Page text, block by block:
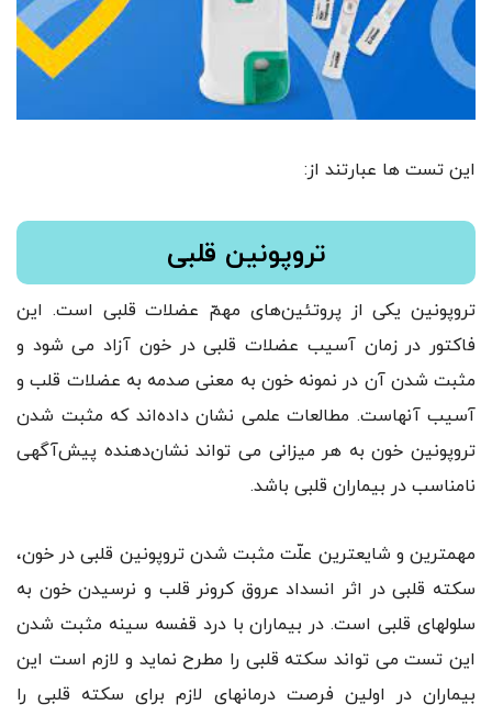
این تست ها عبارتند از:
تروپونین قلبی
تروپونین یکی از پروتئین‌های مهمّ عضلات قلبی است. این
فاکتور در زمان آسیب عضلات قلبی در خون آزاد می شود و
مثبت شدن آن در نمونه خون به معنی صدمه به عضلات قلب و
آسیب آنهاست. مطالعات علمی نشان داده‌اند که مثبت شدن
تروپونین خون به هر میزانی می تواند نشان‌دهنده پیش‌آگهی
نامناسب در بیماران قلبی باشد.
مهمترین و شایعترین علّت مثبت شدن تروپونین قلبی در خون،
سکته قلبی در اثر انسداد عروق کرونر قلب و نرسیدن خون به
سلولهای قلبی است. در بیماران با درد قفسه سینه مثبت شدن
این تست می تواند سکته قلبی را مطرح نماید و لازم است این
بیماران در اولین فرصت درمانهای لازم برای سکته قلبی را